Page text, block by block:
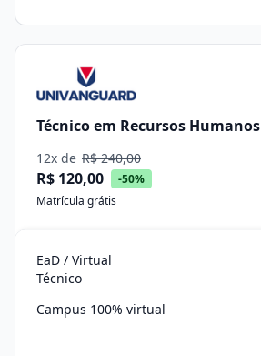
Técnico em Recursos Humanos
12x de R$ 240,00
R$ 120,00
-50%
Matrícula grátis
EaD / Virtual
Técnico
Campus 100% virtual